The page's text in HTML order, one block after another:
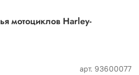
арт. 93600077
мотоциклов Harley-